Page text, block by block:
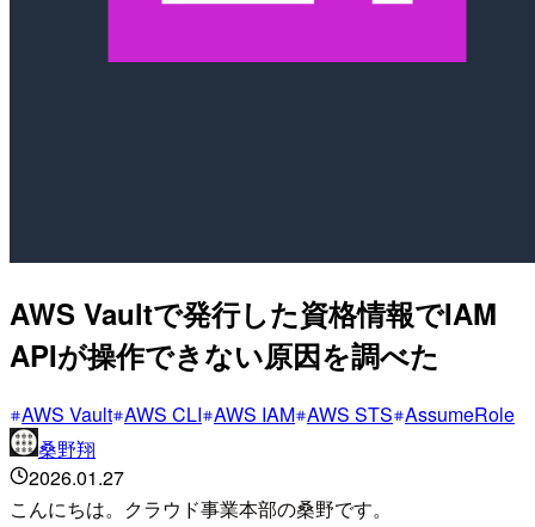
AWS Vaultで発行した資格情報でIAM
APIが操作できない原因を調べた
AWS Vault AWS CLI AWS IAM AWS STS AssumeRole
桑野翔
2026.01.27
こんにちは。クラウド事業本部の桑野です。